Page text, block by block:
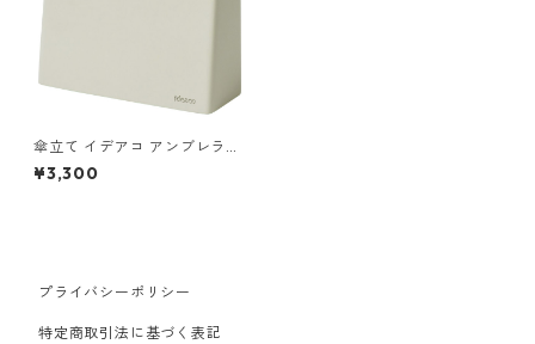
傘立て イデアコ アンブレラス
タンド スリム ideaco slim2
ベージュ
¥3,300
プライバシーポリシー
特定商取引法に基づく表記